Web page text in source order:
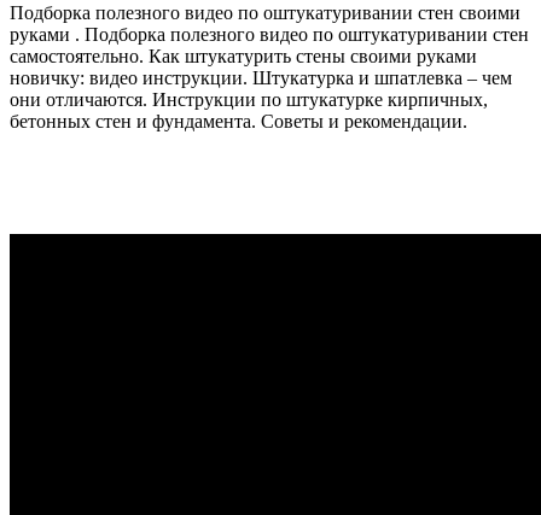
Подборка полезного видео по оштукатуривании стен своими
руками . Подборка полезного видео по оштукатуривании стен
самостоятельно. Как штукатурить стены своими руками
новичку: видео инструкции. Штукатурка и шпатлевка – чем
они отличаются. Инструкции по штукатурке кирпичных,
бетонных стен и фундамента. Советы и рекомендации.